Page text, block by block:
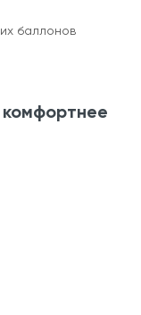
баллонов